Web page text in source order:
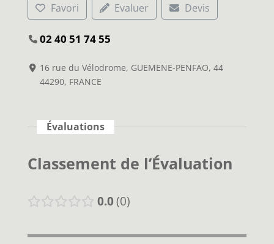
Favori Evaluer Devis
02 40 51 74 55
16 rue du Vélodrome, GUEMENE-PENFAO, 44
44290, FRANCE
Évaluations
Classement de l’Évaluation
0.0 0